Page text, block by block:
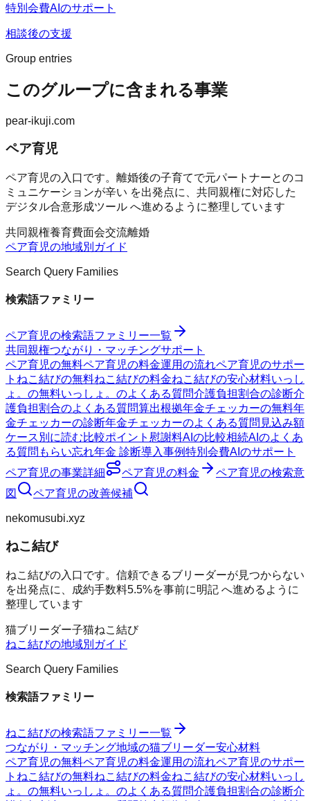
特別会費AIのサポート
相談後の支援
Group entries
このグループに含まれる事業
pear-ikuji.com
ペア育児
ペア育児の入口です。離婚後の子育てで元パートナーとのコ
ミュニケーションが辛い を出発点に、共同親権に対応した
デジタル合意形成ツール へ進めるように整理しています
共同親権養育費面会交流離婚
ペア育児の地域別ガイド
Search Query Families
検索語ファミリー
ペア育児の検索語ファミリー一覧
共同親権つながり・マッチングサポート
ペア育児の無料ペア育児の料金運用の流れペア育児のサポー
ト ねこ結びの無料ねこ結びの料金ねこ結びの安心材料いっし
ょ。の無料いっしょ。のよくある質問介護負担割合の診断介
護負担割合のよくある質問算出根拠年金チェッカーの無料年
金チェッカーの診断年金チェッカーのよくある質問 見込み額
ケース別に読む比較ポイント 慰謝料AIの比較相続AIのよくあ
る質問 もらい忘れ年金 診断導入事例特別会費AIのサポート
ペア育児の事業詳細 ペア育児の料金 ペア育児の検索意
図
ペア育児の改善候補
nekomusubi.xyz
ねこ結び
ねこ結びの入口です。信頼できるブリーダーが見つからない
を出発点に、成約手数料5.5%を事前に明記 へ進めるように
整理しています
猫ブリーダー子猫ねこ結び
ねこ結びの地域別ガイド
Search Query Families
検索語ファミリー
ねこ結びの検索語ファミリー一覧
つながり・マッチング地域の猫ブリーダー安心材料
ペア育児の無料ペア育児の料金運用の流れペア育児のサポー
ト ねこ結びの無料ねこ結びの料金ねこ結びの安心材料いっし
ょ。の無料いっしょ。のよくある質問介護負担割合の診断介